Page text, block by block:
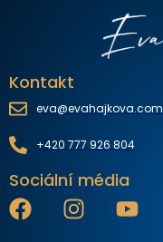
Kontakt
eva@evahajkova.com
+420 777 926 804
Sociální média